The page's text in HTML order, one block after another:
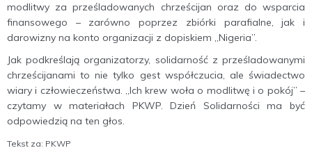
modlitwy za prześladowanych chrześcijan oraz do wsparcia
finansowego – zarówno poprzez zbiórki parafialne, jak i
darowizny na konto organizacji z dopiskiem „Nigeria”.
Jak podkreślają organizatorzy, solidarność z prześladowanymi
chrześcijanami to nie tylko gest współczucia, ale świadectwo
wiary i człowieczeństwa. „Ich krew woła o modlitwę i o pokój” –
czytamy w materiałach PKWP. Dzień Solidarności ma być
odpowiedzią na ten głos.
Tekst za: PKWP